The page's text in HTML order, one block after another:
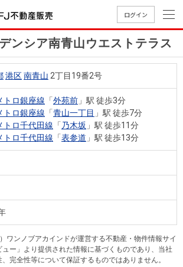
ログイン
中古
一戸
建て
相
談
古屋）
西）
組織図
役員一
覧
の方
ンシア南青山ウエストテラス
港区南青山 2丁目19番2号
トロ銀座線 「外苑前 」駅 徒歩3分
トロ銀座線 「青山一丁目 」駅 徒歩7分
トロ千代田線 「 乃木坂 」駅 徒歩11分
トロ千代田線 「表参道 」駅 徒歩13分
ワンノブアカインドが運営する不動産・物件情報サイ
ュー」より提供された情報に基づくものであり、当社
完全性等について保証するものではありません。